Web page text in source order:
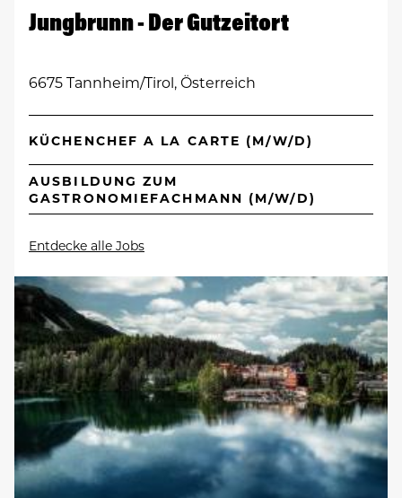
Jungbrunn - Der Gutzeitort
6675 Tannheim/Tirol, Österreich
KÜCHENCHEF A LA CARTE (M/W/D)
AUSBILDUNG ZUM
GASTRONOMIEFACHMANN (M/W/D)
Entdecke alle Jobs